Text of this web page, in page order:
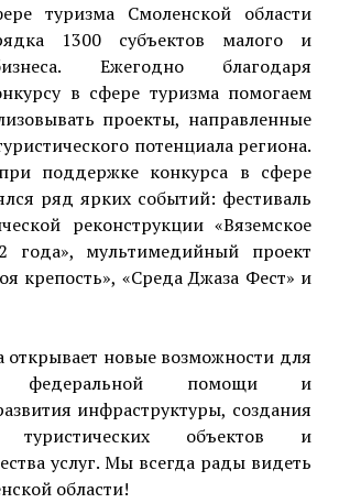
туризма Смоленской области
1300 субъектов малого и
Ежегодно благодаря
в сфере туризма помогаем
проекты, направленные
потенциала региона.
поддержке конкурса в сфере
ряд ярких событий: фестиваль
реконструкции «Вяземское
года», мультимедийный проект
крепость», «Среда Джаза Фест» и
открывает новые возможности для
федеральной помощи и
инфраструктуры, создания
туристических объектов и
услуг. Мы всегда рады видеть
области!